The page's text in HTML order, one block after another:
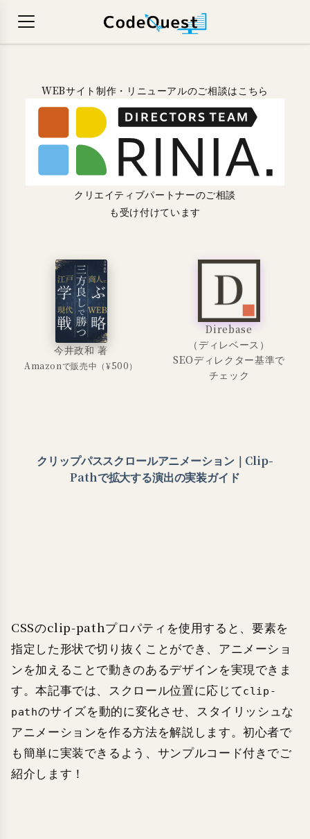
今井政和 著
Amazonで販売中（¥500）
WEBサイト制作・リニューアルのご相談はこちら
クリエイティブパートナーのご相談
も受け付けています
Direbase
（ディレベース）
SEOディレクター基準で
チェック
クリップパススクロールアニメーション｜Clip-
Pathで拡大する演出の実装ガイド
CSSのclip-pathプロパティを使用すると、要素を
指定した形状で切り抜くことができ、アニメーショ
ンを加えることで動きのあるデザインを実現できま
す。本記事では、スクロール位置に応じてclip-
pathのサイズを動的に変化させ、スタイリッシュな
アニメーションを作る方法を解説します。初心者で
も簡単に実装できるよう、サンプルコード付きでご
紹介します！